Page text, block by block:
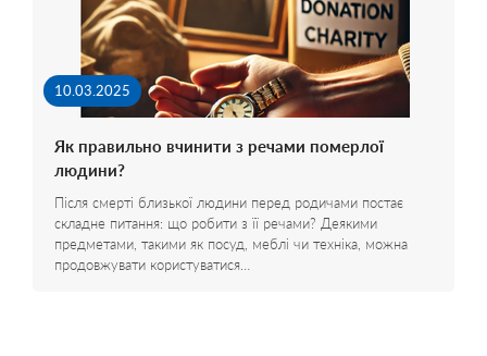
10.03.2025
Як правильно вчинити з речами померлої
людини?
Після смерті близької людини перед родичами постає
складне питання: що робити з її речами? Деякими
предметами, такими як посуд, меблі чи техніка, можна
продовжувати користуватися…